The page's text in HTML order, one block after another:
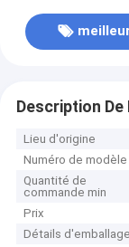
Description De
Lieu d'origine
Numéro de modèle
Quantité de
commande min
Prix
Détails d'emballage